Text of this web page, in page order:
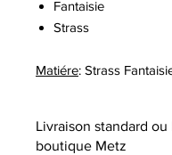
Fantaisie
Strass
Matiére: Strass
Livraison standard ou
boutique Metz